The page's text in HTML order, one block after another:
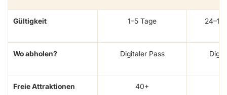
Gültigkeit 1–5 Tage
Wo abholen? Digitaler Pass
Freie Attraktionen 40+